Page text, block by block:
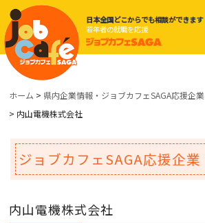
日本全国どこからでも相談ができます
若年者の就職を応援
ホーム > 県内企業情報・ジョブカフェSAGA応援企業
> 内山電機株式会社
ジョブカフェSAGA応援企業
内山電機株式会社